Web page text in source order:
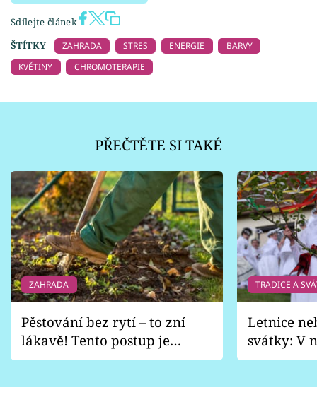
Sdílejte článek
ŠTÍTKY
ZAHRADA STRES ENERGIE
BARVY
KVĚTINY
CHROMOTERAPIE
PŘEČTĚTE SI TAKÉ
ZAHRADA
Pěstování bez rytí – to zní
lákavě! Tento postup je
vhodný jen pro některé
TRADICE A
Letnice
svátky: V
pondělí